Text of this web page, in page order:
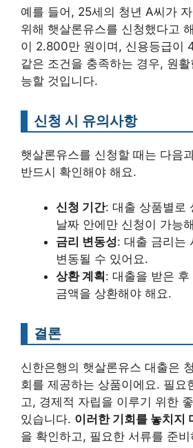
예를 들어, 25세의 청년 A씨가
위해 햇살론유스를 신청했다고
이 2.800만 원이며, 신용등급이
같은 조건을 충족하는 경우, 원
능할 것입니다.
신청 시 유의사항
햇살론유스를 신청할 때는 다음
반드시 확인해야 해요.
신청 기간: 대출 상품별로
날짜 안에만 신청이 가능
금리 변동성: 대출 금리는
변동될 수 있어요.
상환 계획: 대출을 받은
금액을 상환해야 해요.
결론
신한은행의 햇살론유스 대출은
회를 제공하는 상품이에요. 필요
고, 경제적 자립을 이루기 위한
있습니다. 이러한 기회를 놓치지
을 확인하고, 필요한 서류를 준